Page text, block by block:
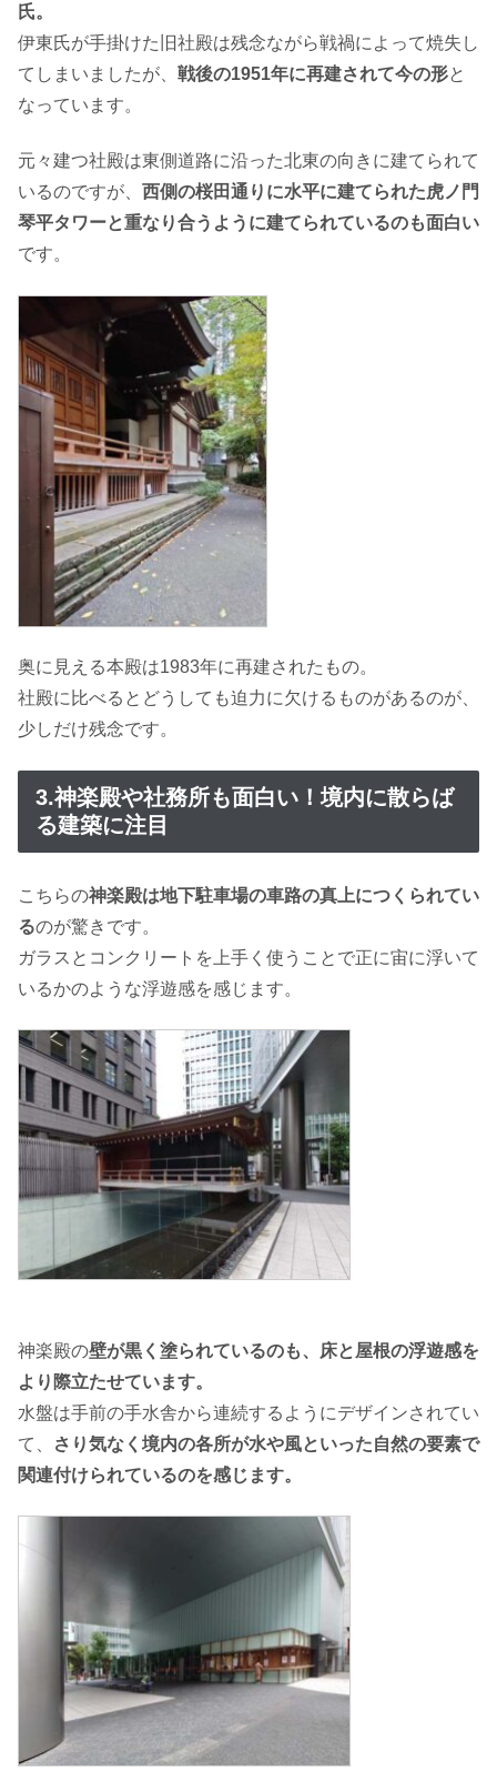
氏。
伊東氏が手掛けた旧社殿は残念ながら戦禍によって焼失し
てしまいましたが、 戦後の1951年に再建されて今の形と
なっています。
元々建つ社殿は東側道路に沿った北東の向きに建てられて
いるのですが、 西側の桜田通りに水平に建てられた虎ノ門
琴平タワーと重なり合うように建てられているのも面白い
です。
奥に見える本殿は1983年に再建されたもの。
社殿に比べるとどうしても迫力に欠けるものがあるのが、
少しだけ残念です。
3.神楽殿や社務所も面白い！境内に散らば
る建築に注目
こちらの神楽殿は地下駐車場の車路の真上につくられてい
るのが驚きです。
ガラスとコンクリートを上手く使うことで正に宙に浮いて
いるかのような浮遊感を感じます。
神楽殿の壁が黒く塗られているのも、床と屋根の浮遊感を
より際立たせています。
水盤は手前の手水舎から連続するようにデザインされてい
て、
さり気なく境内の各所が水や風といった自然の要素で
関連付けられているのを感じます。